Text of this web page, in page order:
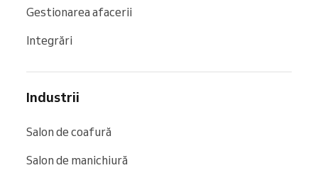
Gestionarea afacerii
Integrări
Industrii
Salon de coafură
Salon de manichiură